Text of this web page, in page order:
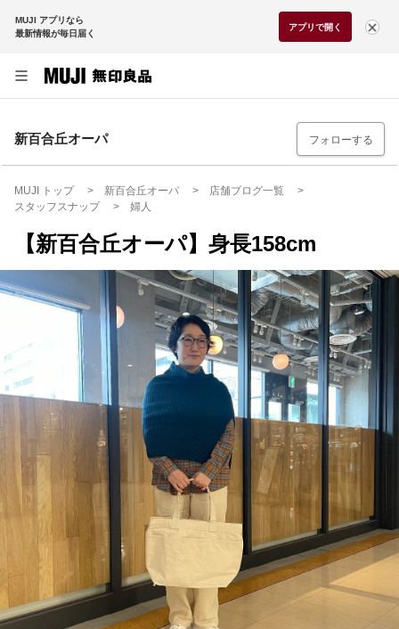
MUJI アプリなら
最新情報が毎日届く
アプリで開く
新百合丘オーパ フォローする
MUJI トップ 新百合丘オーパ
店舗ブログ一覧
スタッフスナップ
婦人
【新百合丘オーパ】身長158cm